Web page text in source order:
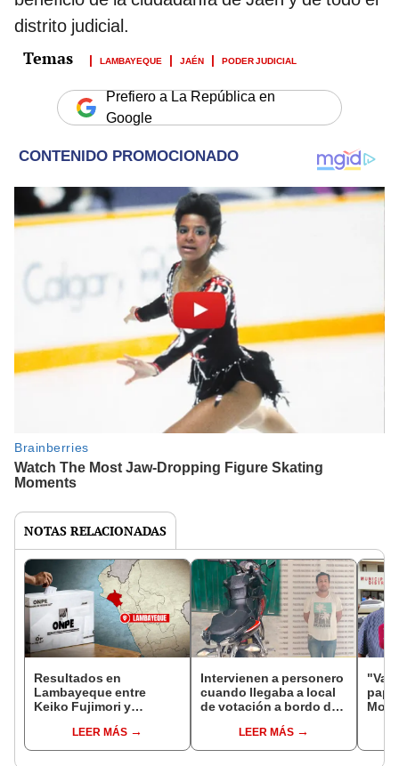
distrito judicial.
LAMBAYEQUE JAÉN PODER JUDICIAL
Prefiero a La República en
Google
NOTAS RELACIONADAS
Resultados en
Lambayeque entre
Keiko Fujimori y
conoce AQUÍ el conteo
de votos y el minuto a
LEER MÁS
Intervienen a personero
cuando llegaba a local
de votación a bordo de
ChiclayoLEER MÁS